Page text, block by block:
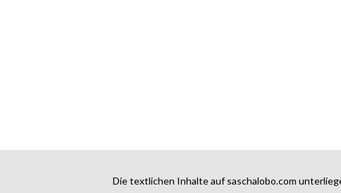
Die textlichen Inhalte auf saschalobo.com